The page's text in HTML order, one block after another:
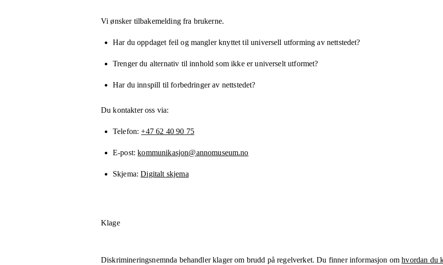
Vi ønsker tilbakemelding fra brukerne.
Har du oppdaget feil og mangler knyttet til universell utforming av nettstedet?
Trenger du alternativ til innhold som ikke er universelt utformet?
Har du innspill til forbedringer av nettstedet?
Du kontakter oss via:
Telefon +47 62 40 90 75
E-post kommunikasjon@annomuseum.no
Skjema Digitalt skjema
Klage
Diskrimineringsnemnda behandler klager om brudd på regelverket. Du finner informasjon omhvordan du